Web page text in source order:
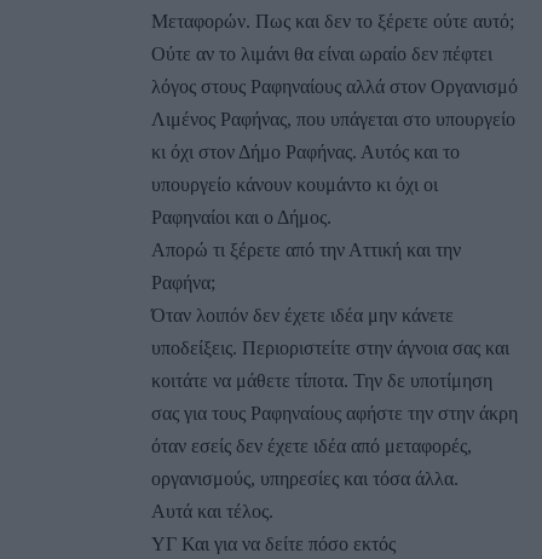
Μεταφορών. Πως και δεν το ξέρετε ούτε αυτό;
Ούτε αν το λιμάνι θα είναι ωραίο δεν πέφτει
λόγος στους Ραφηναίους αλλά στον Οργανισμό
Λιμένος Ραφήνας, που υπάγεται στο υπουργείο
κι όχι στον Δήμο Ραφήνας. Αυτός και το
υπουργείο κάνουν κουμάντο κι όχι οι
Ραφηναίοι και ο Δήμος.
Απορώ τι ξέρετε από την Αττική και την
Ραφήνα;
Όταν λοιπόν δεν έχετε ιδέα μην κάνετε
υποδείξεις. Περιοριστείτε στην άγνοια σας και
κοιτάτε να μάθετε τίποτα. Την δε υποτίμηση
σας για τους Ραφηναίους αφήστε την στην άκρη
όταν εσείς δεν έχετε ιδέα από μεταφορές,
οργανισμούς, υπηρεσίες και τόσα άλλα.
Αυτά και τέλος.
ΥΓ Και για να δείτε πόσο εκτός